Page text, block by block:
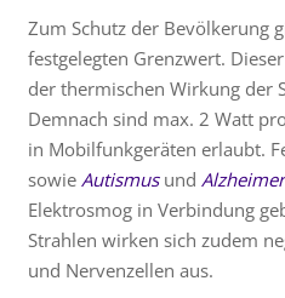
Zum Schutz der Bevölkerung
festgelegten Grenzwert.
der thermischen Wirkung der
Demnach sind max. 2 Watt
in Mobilfunkgeräten erlaubt.
sowie Autismusund Alzheimer
Elektrosmog in Verbindung
Strahlen wirken sich zudem
und Nervenzellen aus.